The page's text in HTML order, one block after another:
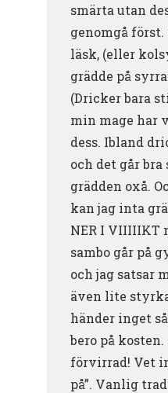
smärta utan
genomgå först.
läsk, (eller
grädde på
(Dricker bara
min mage har
dess. Ibland
och det går
grädden oxå.
kan jag inta
NER I VIIIIIKT
sambo går på
och jag satsar
även lite
händer inget
bero på
förvirrad! Vet
på”. Vanlig